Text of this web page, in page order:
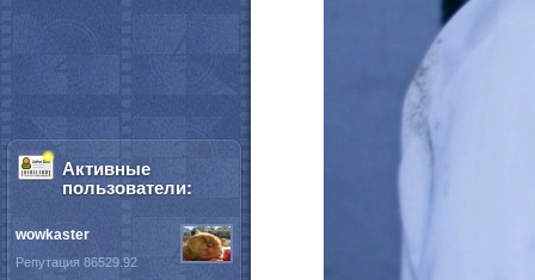
Активные
пользователи:
wowkaster
Репутация 86529.92